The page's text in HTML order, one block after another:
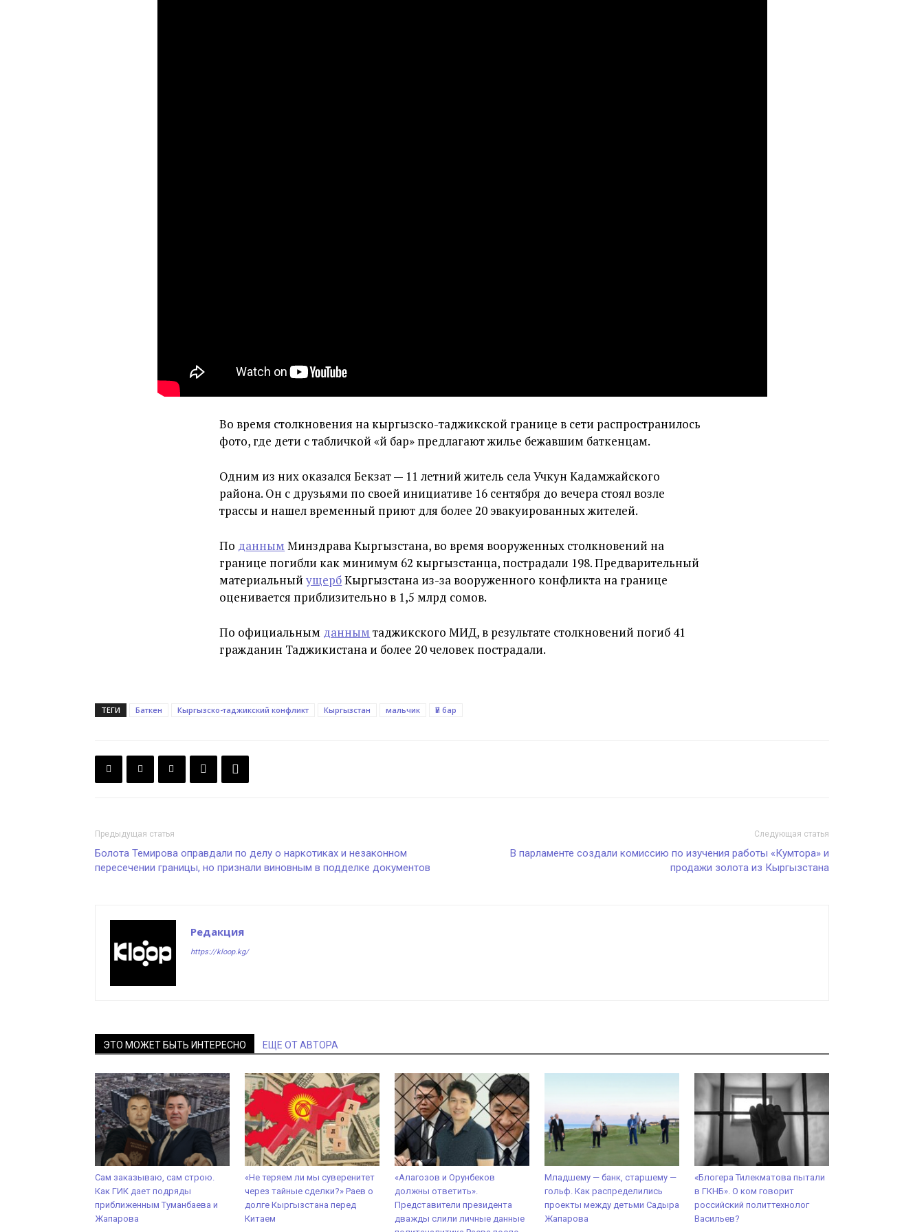
Во время столкновения на кыргызско-таджикской границе в сети распространилось
фото, где дети с табличкой «Үй бар» предлагают жилье бежавшим баткенцам.
Одним из них оказался Бекзат — 11 летний житель села Учкун Кадамжайского
района. Он с друзьями по своей инициативе 16 сентября до вечера стоял возле
трассы и нашел временный приют для более 20 эвакуированных жителей.
По данным Минздрава Кыргызстана, во время вооруженных столкновений на
границе погибли как минимум 62 кыргызстанца, пострадали 198. Предварительный
материальныйущербКыргызстана из-за вооруженного конфликта на границе
оценивается приблизительно в 1,5 млрд сомов.
По официальным данным таджикского МИД, в результате столкновений погиб 41
гражданин Таджикистана и более 20 человек пострадали.
ТЕГИ Баткен Кыргызско-таджикский конфликт Кыргызстан мальчик Үй бар
Предыдущая статья
Болота Темирова оправдали по делу о наркотиках и незаконном
пересечении границы, но признали виновным в подделке документов
Следующая статья
В парламенте создали комиссию по изучения работы «Кумтора» и
продажи золота из Кыргызстана
Редакция
https://kloop.kg/
ЭТО МОЖЕТ БЫТЬ ИНТЕРЕСНО ЕЩЕ ОТ АВТОРА
Сам заказываю, сам строю.
Как ГИК дает подряды
приближенным Туманбаева и
Жапарова
«Не теряем ли мы суверенитет
через тайные сделки?» Раев о
долге Кыргызстана перед
Китаем
«Алагозов и Орунбеков
должны ответить».
Представители президента
дважды слили личные данные
Младшему — банк, старшему —
гольф. Как распределились
проекты между детьми Садыра
Жапарова
«Блогера Тилекматова пытали
в ГКНБ». О ком говорит
российский политтехнолог
Васильев?